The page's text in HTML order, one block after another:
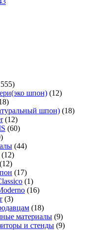
шпон) (12)
шпон) (18)
(12)
(60)
(44)
(12)
(12)
(17)
(1)
(16)
(3)
(18)
материалы (9)
и стенды (9)